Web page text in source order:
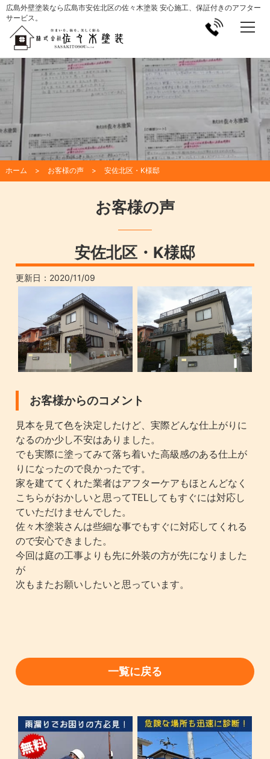
広島外壁塗装なら広島市安佐北区の佐々木塗装 安心施工、保証付きのアフター
サービス。
ホーム お客様の声 安佐北区・K様邸
お客様の声
安佐北区・K様邸
更新日： 2020/11/09
お客様からのコメント
見本を見て色を決定したけど、実際どんな仕上がりに
なるのか少し不安はありました。
でも実際に塗ってみて落ち着いた高級感のある仕上が
りになったので良かったです。
家を建ててくれた業者はアフターケアもほとんどなく
こちらがおかしいと思ってTELしてもすぐには対応し
ていただけませんでした。
佐々木塗装さんは些細な事でもすぐに対応してくれる
ので安心できました。
今回は庭の工事よりも先に外装の方が先になりました
が
次もまたお願いしたいと思っています。
一覧に戻る